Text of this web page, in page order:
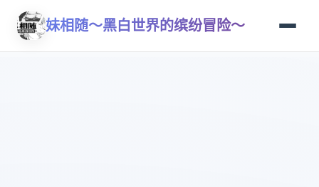
妹相随～黑白世界的缤纷冒险～